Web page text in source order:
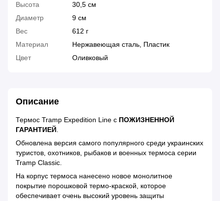
Высота
30,5 см
Диаметр
9 см
Вес
612 г
Материал
Нержавеющая сталь, Пластик
Цвет
Оливковый
Описание
Термос Tramp Expedition Line с ПОЖИЗНЕННОЙ
ГАРАНТИЕЙ
Обновлена версия самого популярного среди украинских
туристов, охотников, рыбаков и военных термоса серии
Tramp Classic.
На корпус термоса нанесено новое монолитное
покрытие порошковой термо-краской, которое
обеспечивает очень высокий уровень защиты